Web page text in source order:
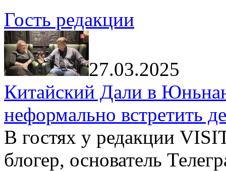
Гость редакции
27.03.2025
Китайский Дали в
неформально встретить
В гостях у редакции
блогер, основатель